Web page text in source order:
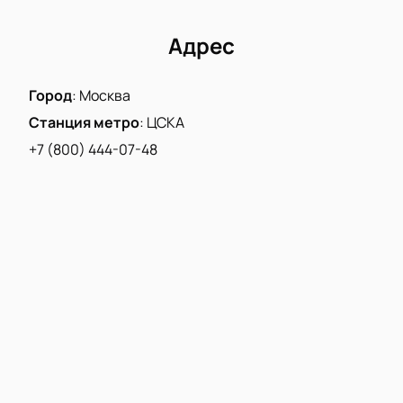
и наслаждайтесь шоу!Адрес
Город: Москва
Станция метро: ЦСКА
+7 (800) 444-07-48